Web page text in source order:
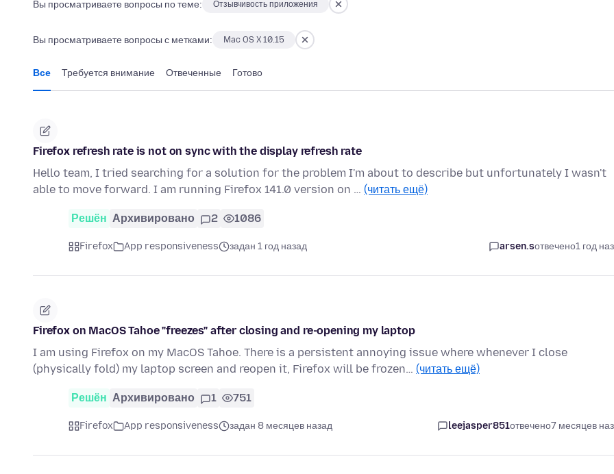
Вы просматриваете вопросы по теме: Отзывчивость приложения
Вы просматриваете вопросы с метками: Mac OS X 10.15
Все Требуется внимание Отвеченные Готово
Firefox refresh rate is not on sync with the display refresh rate
Hello team, I tried searching for a solution for the problem I'm about to describe but unfortunately I wasn't
able to move forward. I am running Firefox 141.0 version on … (читать ещё)
Решён Архивировано 2 1086
Firefox App responsiveness задан 1 год назад arsen.sотвечено1 год
Firefox on MacOS Tahoe "freezes" after closing and re-opening my laptop
I am using Firefox on my MacOS Tahoe. There is a persistent annoying issue where whenever I close
(physically fold) my laptop screen and reopen it, Firefox will be frozen… (читать ещё)
Решён Архивировано 1 751
Firefox App responsiveness задан 8 месяцев назад leejasper851отвечено7 месяцев